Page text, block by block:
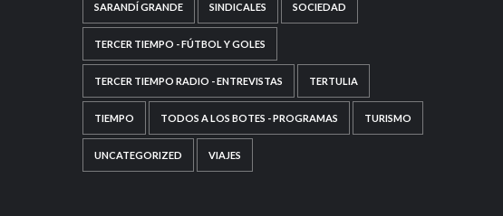
SARANDÍ GRANDE SINDICALES SOCIEDAD
TERCER TIEMPO - FÚTBOL Y GOLES
TERCER TIEMPO RADIO - ENTREVISTAS TERTULIA
TIEMPO TODOS A LOS BOTES - PROGRAMAS TURISMO
UNCATEGORIZED VIAJES